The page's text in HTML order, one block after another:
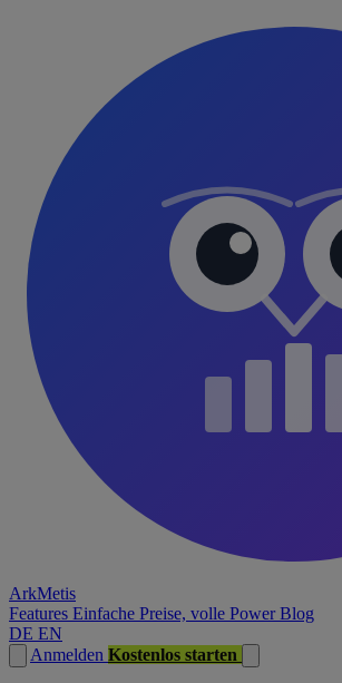
ArkMetis
Features Einfache Preise, volle PowerBlog
DE EN
Anmelden Kostenlos starten